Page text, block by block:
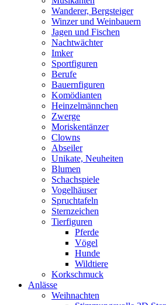
Wanderer, Bergsteiger
Winzer und Weinbauern
Jagen und Fischen
Nachtwächter
Imker
Sportfiguren
Berufe
Bauernfiguren
Komödianten
Heinzelmännchen
Zwerge
Moriskentänzer
Clowns
Abseiler
Unikate, Neuheiten
Blumen
Schachspiele
Vogelhäuser
Spruchtafeln
Sternzeichen
Tierfiguren
Pferde
Vögel
Hunde
Wildtiere
Korkschmuck
Anlässe
Weihnachten